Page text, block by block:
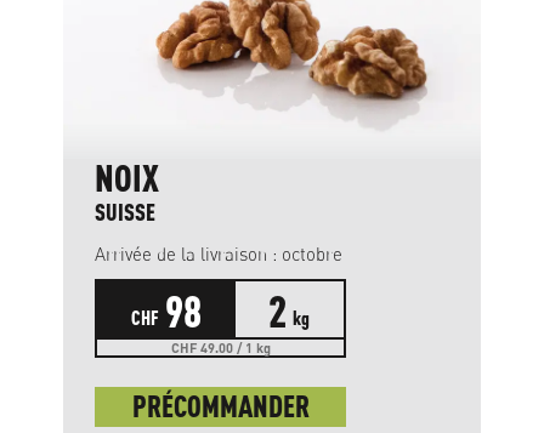
NOIX
SUISSE
Arrivée de la livraison : octobre
CHF 98 2 kg
CHF 49.00 / 1 kg
PRÉCOMMANDER